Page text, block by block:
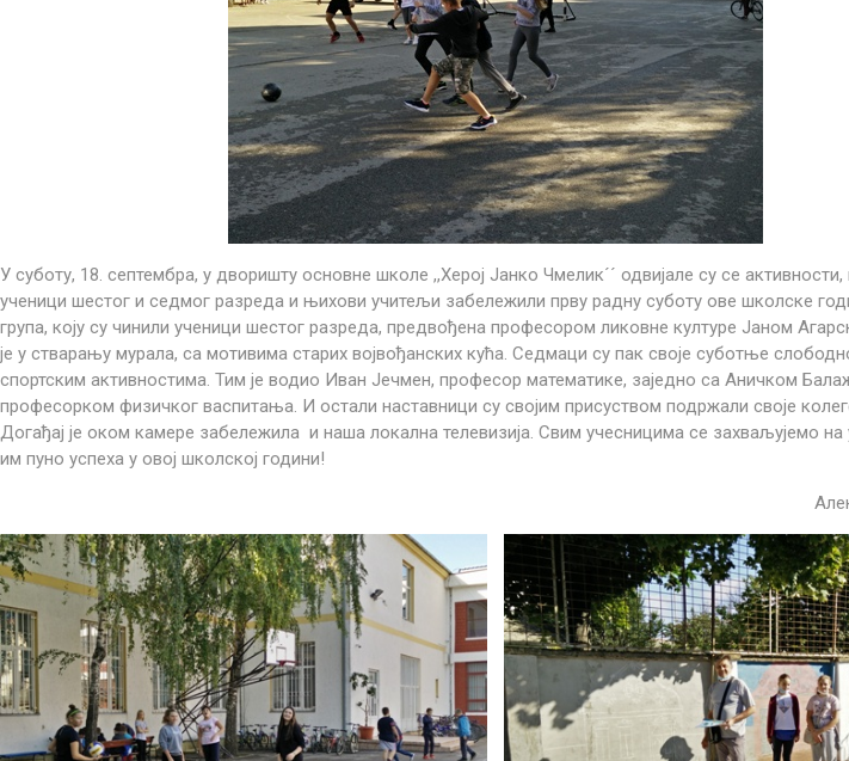
У суботу, 18. септембра, у дворишту основне школе ,,Херој Јанко Чмелик´´ одвијале су се активности,
ученици шестог и седмог разреда и њихови учитељи забележили прву радну суботу ове школске
група, коју су чинили ученици шестог разреда, предвођена професором ликовне културе Јаном
је у стварању мурала, са мотивима старих војвођанских кућа. Седмаци су пак своје суботње
спортским активностима. Тим је водио Иван Јечмен, професор математике, заједно са Аничком
професорком физичког васпитања. И остали наставници су својим присуством подржали своје
Догађај је оком камере забележила и наша локална телевизија. Свим учесницима се захваљујемо
им пуно успеха у овој школској години!